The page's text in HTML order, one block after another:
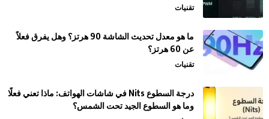
تقنيات
ما هو معدل تحديث الشاشة 90 هرتز؟ وهل يفرق فعلاً
عن 60 هرتز؟
تقنيات
درجة السطوع Nits في شاشات الهواتف: ماذا تعني فعلًا
وما هو السطوع الجيد تحت الشمس؟